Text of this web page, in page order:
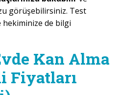
görüşebilirsiniz. Test
hekiminize de bilgi
Kan Alma
Fiyatları